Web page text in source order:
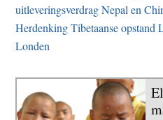
uitleveringsverdrag Nepal en
Herdenking Tibetaanse opstand
Londen